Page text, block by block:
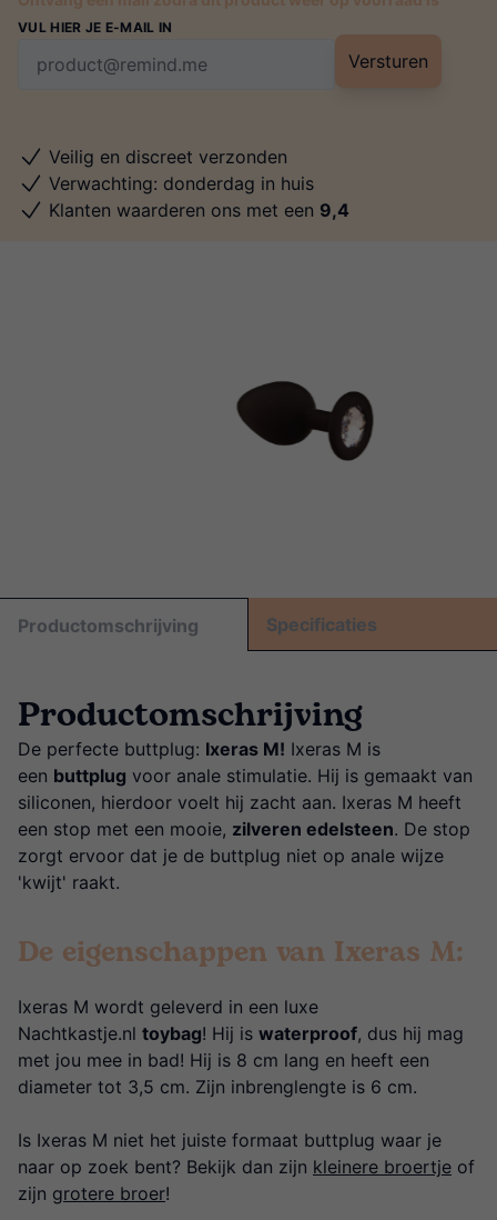
VUL HIER JE E-MAIL IN
Versturen
Veilig en discreet verzonden
Verwachting: donderdag in huis
Klanten waarderen ons met een 9,4
Productomschrijving Specificaties
Productomschrijving
De perfecte buttplug: Ixeras M! Ixeras M is
een buttplug voor anale stimulatie. Hij is gemaakt van
siliconen, hierdoor voelt hij zacht aan. Ixeras M heeft
een stop met een mooie, zilveren edelsteen. De stop
zorgt ervoor dat je de buttplug niet op anale wijze
'kwijt' raakt.
De eigenschappen van Ixeras M:
Ixeras M wordt geleverd in een luxe
Nachtkastje.nl toybag! Hij is waterproof, dus hij mag
met jou mee in bad! Hij is 8 cm lang en heeft een
diameter tot 3,5 cm. Zijn inbrenglengte is 6 cm.
Is Ixeras M niet het juiste formaat buttplug waar je
naar op zoek bent? Bekijk dan zijn kleinere broertje of
zijn grotere broer!